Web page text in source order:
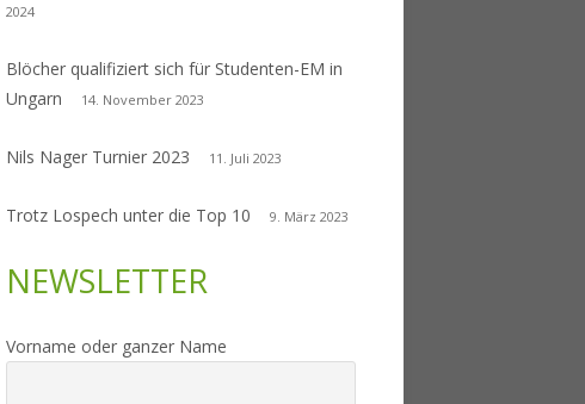
2024
Blöcher qualifiziert sich für Studenten-EM in
Ungarn
14. November 2023
Nils Nager Turnier 2023 11. Juli 2023
Trotz Lospech unter die Top 10 9. März 2023
NEWSLETTER
Vorname oder ganzer Name